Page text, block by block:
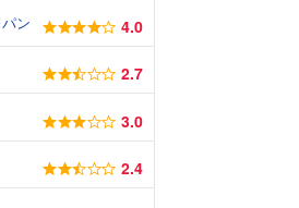
ン 4.0
2.7
3.0
2.4